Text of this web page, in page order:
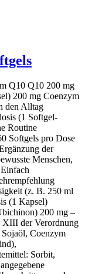
Q10 Q10 200 mg
200 mg Coenzym
den Alltag
(1 Softgel-
Routine
Softgels pro Dose
der
Menschen,
(z. B. 250 ml
(1 Kapsel)
200 mg –
XIII der Verordnung
Coenzym
Sorbit,